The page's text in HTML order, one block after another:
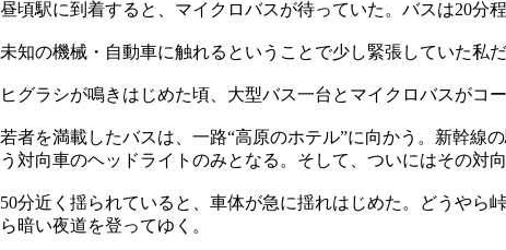
昼頃駅に到着すると、マイクロバスが待っていた。バスは20分
未知の機械・自動車に触れるということで少し緊張していた私
ヒグラシが鳴きはじめた頃、大型バス一台とマイクロバスがコ
若者を満載したバスは、一路“高原のホテル”に向かう。新幹線
う対向車のヘッドライトのみとなる。そして、ついにはその対
50分近く揺られていると、車体が急に揺れはじめた。どうや
ら暗い夜道を登ってゆく。